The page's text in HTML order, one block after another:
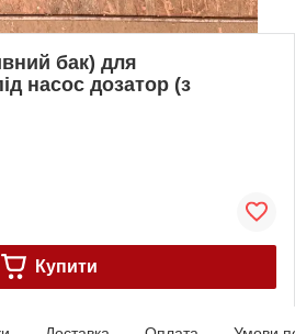
бак) для
насос дозатор (з
Купити